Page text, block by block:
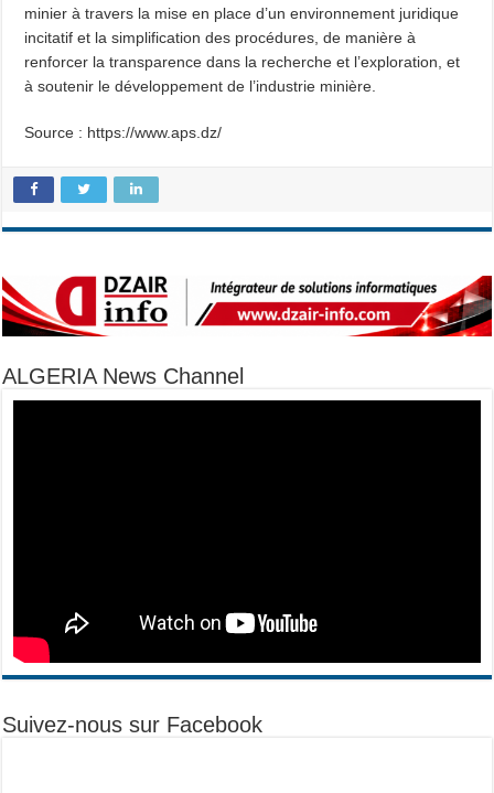
minier à travers la mise en place d’un environnement juridique
incitatif et la simplification des procédures, de manière à
renforcer la transparence dans la recherche et l’exploration, et
à soutenir le développement de l’industrie minière.
Source : https://www.aps.dz/
ALGERIA News Channel
Suivez-nous sur Facebook